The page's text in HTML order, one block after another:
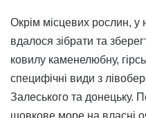
Окрім місцевих рослин, у
вдалося зібрати та
ковилу каменелюбну,
специфічні види з
Залеського та донецьку.